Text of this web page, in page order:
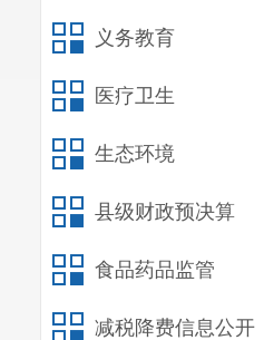
义务教育
医疗卫生
生态环境
县级财政预决算
食品药品监管
减税降费信息公开